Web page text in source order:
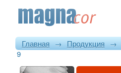
Главная → Продукция →
9